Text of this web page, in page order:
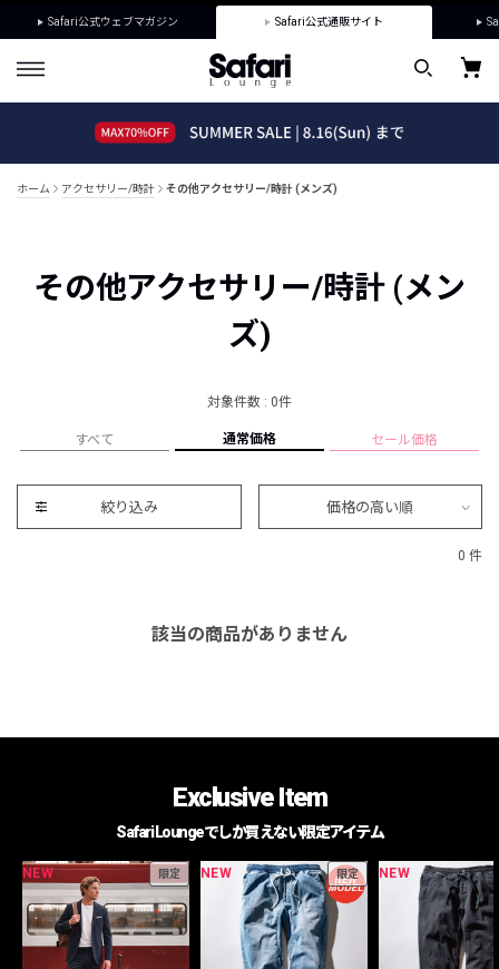
Safari公式ウェブマガジン Safari公式通販サイト
ホーム アクセサリー/時計 その他アクセサリー/時計 (メンズ)
その他アクセサリー/時計 (メン
ズ)
対象件数 : 0件
すべて 通常価格 セール価格
絞り込み 価格の高い順
0 件
該当の商品がありません
Exclusive Item
Safari Loungeでしか買えない限定アイテム
NEW 限定 NEW 限定 NEW